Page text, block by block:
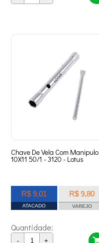
Chave De Vela Com Manipulo
10X11 50/1 - 3120 - Lotus
R$ 9,01
ATACADO
R$ 9,80
VAREJO
Quantidade:
- +